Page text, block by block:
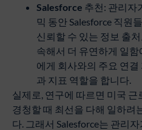
Salesforce 추천: 관리자
믹 동안 Salesforce 직원
신뢰할 수 있는 정보 출
속해서 더 유연하게 일
에게 회사와의 주요 연
과 지표 역할을 합니다.
실제로, 연구에 따르면 미국
경청할 때 최선을 다해 일하려
다. 그래서 Salesforce는 관리